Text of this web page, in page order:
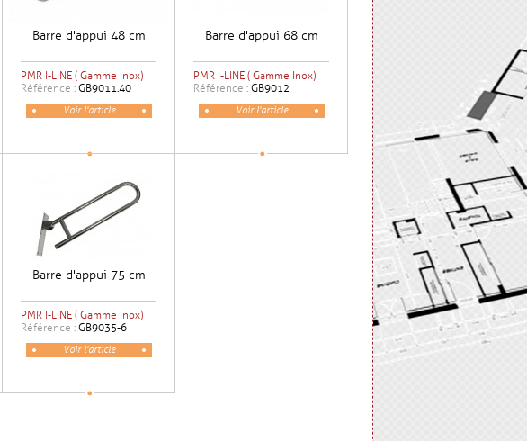
Barre d'appui 48 cm
PMR I-LINE ( Gamme Inox)
Référence : GB9011.40
Voir l'article
Barre d'appui 68 cm
PMR I-LINE ( Gamme Inox)
Référence : GB9012
Voir l'article
Barre d'appui 75 cm
PMR I-LINE ( Gamme Inox)
Référence : GB9035-6
Voir l'article